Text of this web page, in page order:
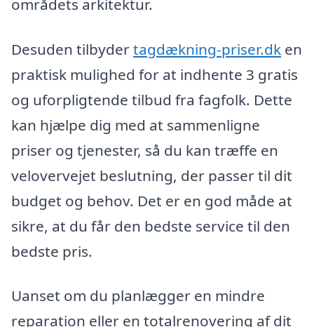
områdets arkitektur.
Desuden tilbydertagdækning-priser.dk en
praktisk mulighed for at indhente 3 gratis
og uforpligtende tilbud fra fagfolk. Dette
kan hjælpe dig med at sammenligne
priser og tjenester, så du kan træffe en
velovervejet beslutning, der passer til dit
budget og behov. Det er en god måde at
sikre, at du får den bedste service til den
bedste pris.
Uanset om du planlægger en mindre
reparation eller en totalrenovering af dit